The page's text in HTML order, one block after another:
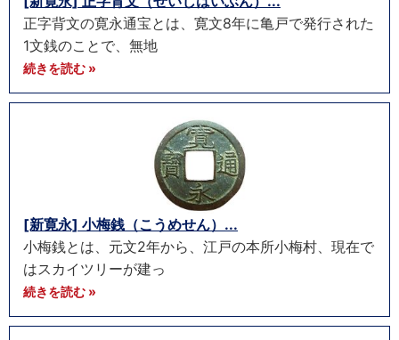
正字背文の寛永通宝とは、寛文8年に亀戸で発行された
1文銭のことで、無地
続きを読む »
[新寛永] 小梅銭（こうめせん）...
小梅銭とは、元文2年から、江戸の本所小梅村、現在で
はスカイツリーが建っ
続きを読む »